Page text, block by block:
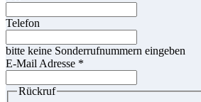
Telefon
bitte keine Sonderrufnummern eingeben
E-Mail Adresse *
Rückruf